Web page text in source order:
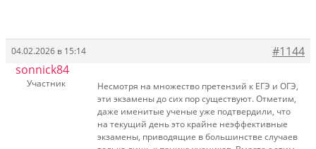
04.02.2026 в 15:14
#1144
sonnick84
Участник
Несмотря на множество претензий к ЕГЭ и ОГЭ,
эти экзамены до сих пор существуют. Отметим,
даже именитые ученые уже подтвердили, что
на текущий день это крайне неэффективные
экзамены, приводящие в большинстве случаев